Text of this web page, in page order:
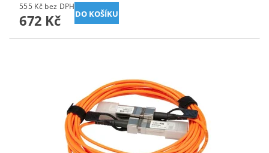
555 Kč bez DPH
672 Kč